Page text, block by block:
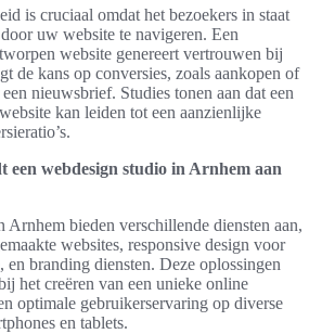
is cruciaal omdat het bezoekers in staat
uw website te navigeren. Een
website genereert vertrouwen bij
de kans op conversies, zoals aankopen of
nieuwsbrief. Studies tonen aan dat een
kan leiden tot een aanzienlijke
een webdesign studio in Arnhem aan
Arnhem bieden verschillende diensten aan,
websites, responsive design voor
en branding diensten. Deze oplossingen
het creëren van een unieke online
optimale gebruikerservaring op diverse
en tablets.